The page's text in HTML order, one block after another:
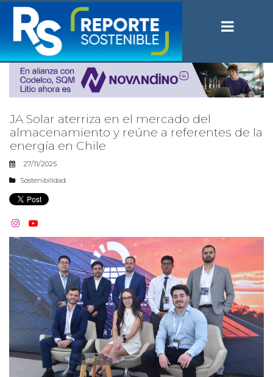
JA Solar aterriza en el mercado del
almacenamiento y reúne a referentes de la
energía en Chile
27/11/2025
Sostenibilidad
 